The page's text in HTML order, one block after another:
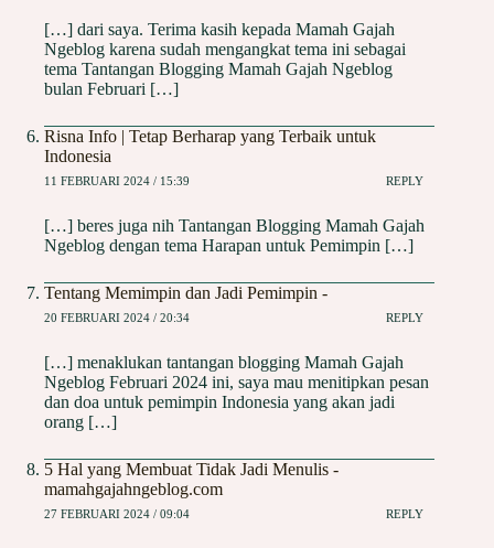
[…] dari saya. Terima kasih kepada Mamah Gajah
Ngeblog karena sudah mengangkat tema ini sebagai
tema Tantangan Blogging Mamah Gajah Ngeblog
bulan Februari […]
Risna Info | Tetap Berharap yang Terbaik untuk
Indonesia
11 FEBRUARI 2024 / 15:39 REPLY
[…] beres juga nih Tantangan Blogging Mamah Gajah
Ngeblog dengan tema Harapan untuk Pemimpin […]
Tentang Memimpin dan Jadi Pemimpin -
20 FEBRUARI 2024 / 20:34 REPLY
[…] menaklukan tantangan blogging Mamah Gajah
Ngeblog Februari 2024 ini, saya mau menitipkan pesan
dan doa untuk pemimpin Indonesia yang akan jadi
orang […]
5 Hal yang Membuat Tidak Jadi Menulis -
mamahgajahngeblog.com
27 FEBRUARI 2024 / 09:04 REPLY